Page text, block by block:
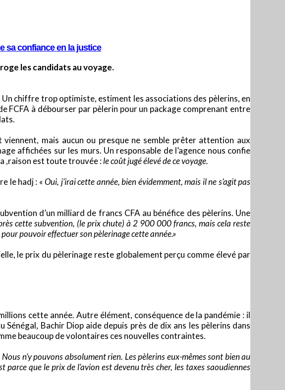
sa confiance en la justice
les candidats au voyage.
chiffre trop optimiste, estiment les associations des pèlerins, en
FCFA à débourser par pèlerin pour un package comprenant entre
mais aucun ou presque ne semble prêter attention aux
affichées sur les murs. Un responsable de l’agence nous confie
,raison est toute trouvée :le coût jugé élevé de ce voyage.
le hadj : «Oui, j’irai cette année, bien évidemment, mais il ne s’agit pas
d’un milliard de francs CFA au bénéfice des pèlerins. Une
cette subvention, (le prix chute) à 2 900 000 francs, mais cela reste
pouvoir effectuer son pèlerinage cette année.»
le prix du pèlerinage reste globalement perçu comme élevé par
cette année. Autre élément, conséquence de la pandémie : il
Bachir Diop aide depuis près de dix ans les pèlerins dans
beaucoup de volontaires ces nouvelles contraintes.
n’y pouvons absolument rien. Les pèlerins eux-mêmes sont bien au
que le prix de l’avion est devenu très cher, les taxes saoudiennes